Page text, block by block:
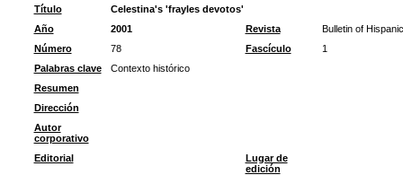
Título
Celestina's 'frayles devotos'
Año
2001 Revista
Bulletin of
Número
78 Fascículo
1
Palabras clave
Contexto histórico
Resumen
Dirección
Autor
corporativo
Editorial
Lugar de
edición